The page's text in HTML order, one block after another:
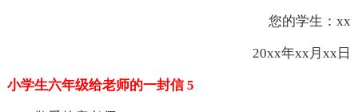
您的学生：xx
20xx年xx月xx日
小学生六年级给老师的一封信 5